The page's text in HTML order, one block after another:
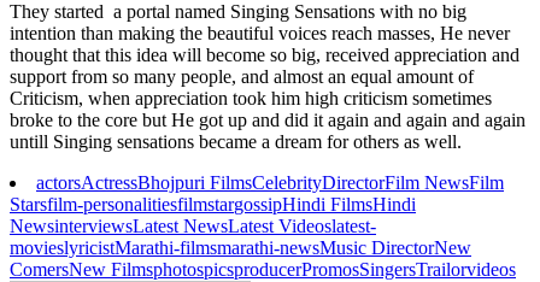
They started a portal named Singing Sensations with no big
intention than making the beautiful voices reach masses, He never
thought that this idea will become so big, received appreciation and
support from so many people, and almost an equal amount of
Criticism, when appreciation took him high criticism sometimes
broke to the core but He got up and did it again and again and again
untill Singing sensations became a dream for others as well.
actorsActressBhojpuri FilmsCelebrityDirectorFilm NewsFilm
Starsfilm-personalitiesfilmstargossipHindi FilmsHindi
NewsinterviewsLatest NewsLatest Videoslatest-
movieslyricistMarathi-filmsmarathi-newsMusic DirectorNew
ComersNew FilmsphotospicsproducerPromosSingersTrailorvideos